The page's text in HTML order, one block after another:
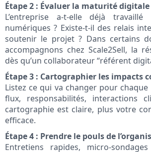
Étape 2 : Évaluer la maturité digitale
L’entreprise a-t-elle déjà
numériques ? Existe-t-il des relais
soutenir le projet ? Dans certains
accompagnons chez Scale2Sell, la
dès qu’un collaborateur “référent
Étape 3 : Cartographier les impacts
Listez ce qui va changer pour
flux, responsabilités, interactions
cartographie est claire, plus votre
efficace.
Étape 4 : Prendre le pouls de
Entretiens rapides, micro-